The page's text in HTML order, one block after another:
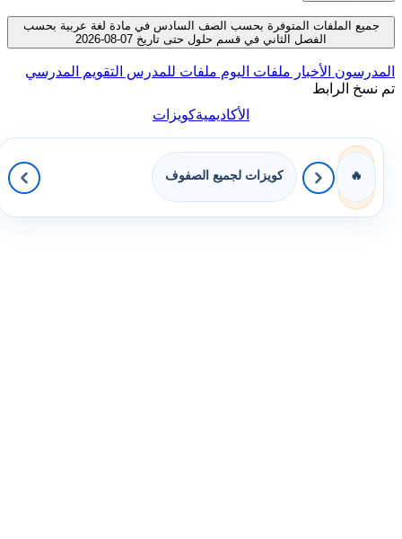
جميع الملفات المتوفرة بحسب الصف السادس في مادة لغة عربية بحسب
الفصل الثاني في قسم حلول حتى تاريخ 07-08-2026
المدرسون الأخبار ملفات اليوم ملفات للمدرس التقويم المدرسي
تم نسخ الرابط
الأكاديميةكويزات
🔥 كويزات لجميع الصفوف